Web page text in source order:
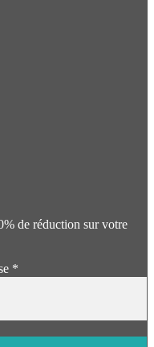
de réduction sur votre
*